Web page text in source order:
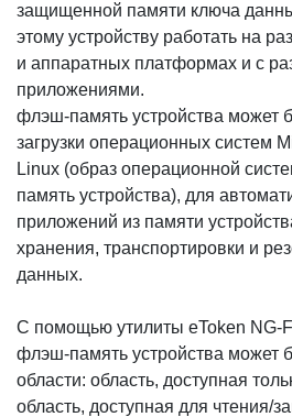
защищенной памяти ключа
этому устройству работать на
и аппаратных платформах и с
приложениями.
флэш-память устройства может
загрузки операционных систем
Linux (образ операционной
память устройства), для
приложений из памяти
хранения, транспортировки и
данных.
С помощью утилиты eToken NG-
флэш-память устройства может
области: область, доступная
область, доступная для чтения/